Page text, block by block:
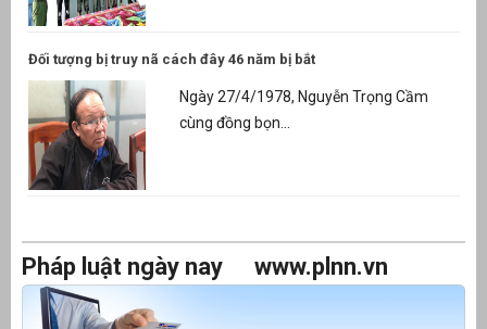
Đối tượng bị truy nã cách đây 46 năm bị bắt
Ngày 27/4/1978, Nguyễn Trọng Cầm
cùng đồng bọn...
Pháp luật ngày nay www.plnn.vn